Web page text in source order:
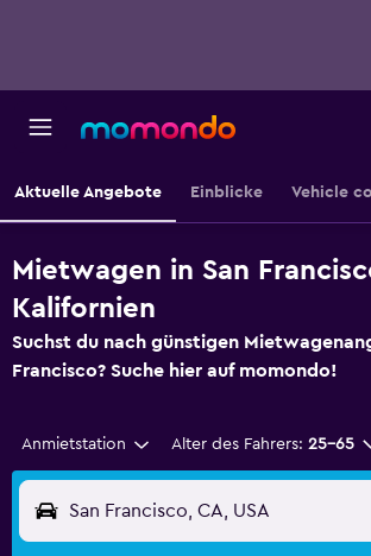
Aktuelle Angebote Einblicke Vehicle
Mietwagen in San
Kalifornien
Suchst du nach günstigen
Francisco? Suche hier auf momondo!
Anmietstation Alter des Fahrers: 25-65
San Francisco, CA, USA